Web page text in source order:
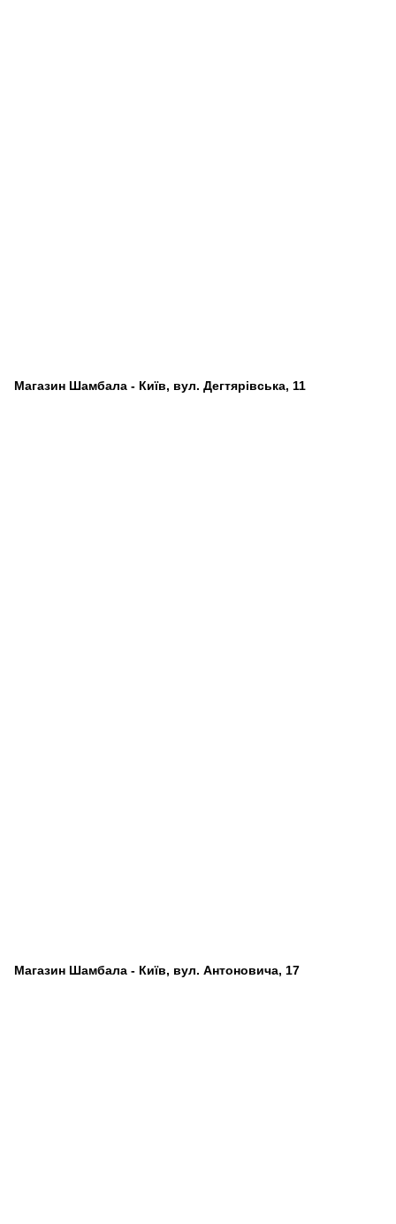
Магазин Шамбала - Київ, вул. Дегтярівська, 11
Магазин Шамбала - Київ, вул. Антоновича, 17